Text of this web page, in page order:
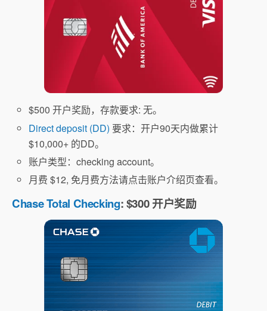
$500 开户奖励，存款要求: 无。
Direct deposit (DD) 要求：开户90天内做累计
$10,000+ 的DD。
账户类型：checking account。
月费 $12, 免月费方法请点击账户介绍页查看。
Chase Total Checking: $300 开户奖励